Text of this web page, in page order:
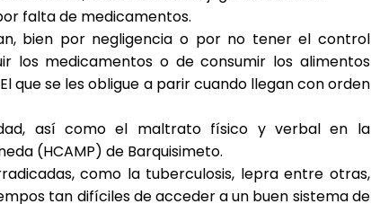
falta de medicamentos.
bien por negligencia o por no tener el control
los medicamentos o de consumir los alimentos
que se les obligue a parir cuando llegan con orden
así como el maltrato físico y verbal en la
(HCAMP) de Barquisimeto.
como la tuberculosis, lepra entre otras,
tan difíciles de acceder a un buen sistema de